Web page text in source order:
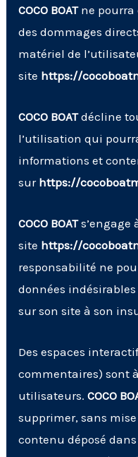
COCO BOATne pourra
des dommages
matériel de
site https://
COCO BOATdécline
l’utilisation qui
informations et
sur https://
COCO BOATs’engage
site https://
responsabilité ne
données
sur son site à son
Des espaces
commentaires) sont
utilisateurs.COCO
supprimer, sans
contenu déposé